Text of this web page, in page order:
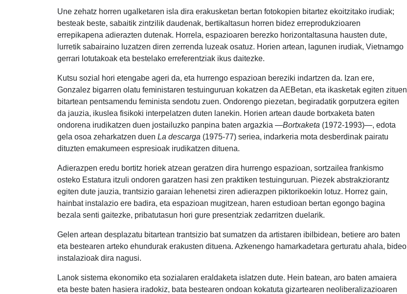
Une zehatz horren ugalketaren isla dira erakusketan bertan fotokopien bitartez ekoitzitako irudiak;
besteak beste, sabaitik zintzilik daudenak, bertikaltasun horren bidez erreprodukzioaren
errepikapena adierazten dutenak. Horrela, espazioaren berezko horizontaltasuna hausten dute,
lurretik sabairaino luzatzen diren zerrenda luzeak osatuz. Horien artean, lagunen irudiak, Vietnamgo
gerrari lotutakoak eta bestelako erreferentziak ikus daitezke.
Kutsu sozial hori etengabe ageri da, eta hurrengo espazioan bereziki indartzen da. Izan ere,
Gonzalez bigarren olatu feministaren testuinguruan kokatzen da AEBetan, eta ikasketak egiten zituen
bitartean pentsamendu feminista sendotu zuen. Ondorengo piezetan, begiradatik gorputzera egiten
da jauzia, ikuslea fisikoki interpelatzen duten lanekin. Horien artean daude bortxaketa baten
ondorena irudikatzen duen jostailuzko panpina baten argazkia —Bortxaketa (1972-1993)—, edota
gela osoa zeharkatzen duen La descarga (1975-77) seriea, indarkeria mota desberdinak pairatu
dituzten emakumeen espresioak irudikatzen dituena.
Adierazpen eredu bortitz horiek atzean geratzen dira hurrengo espazioan, sortzailea frankismo
osteko Estatura itzuli ondoren garatzen hasi zen praktiken testuinguruan. Piezek abstrakziorantz
egiten dute jauzia, trantsizio garaian lehenetsi ziren adierazpen piktorikoekin lotuz. Horrez gain,
hainbat instalazio ere badira, eta espazioan mugitzean, haren estudioan bertan egongo bagina
bezala senti gaitezke, pribatutasun hori gure presentziak zedarritzen duelarik.
Gelen artean desplazatu bitartean trantsizio bat sumatzen da artistaren ibilbidean, betiere aro baten
eta bestearen arteko ehundurak erakusten dituena. Azkenengo hamarkadetara gerturatu ahala, bideo
instalazioak dira nagusi.
Lanok sistema ekonomiko eta sozialaren eraldaketa islatzen dute. Hein batean, aro baten amaiera
eta beste baten hasiera iradokiz, bata bestearen ondoan kokatuta gizartearen neoliberalizazioaren